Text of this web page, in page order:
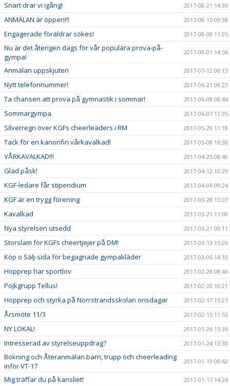
Snart drar vi igång! 2017-08-21 14:39
ANMÄLAN är öppen!!! 2017-08-15 09:38
Engagerade föräldrar sökes! 2017-08-09 11:05
Nu är det återigen dags för vår populära prova-på-
gympa!
2017-08-01 14:56
Anmälan uppskjuten 2017-07-12 08:13
Nytt telefonnummer! 2017-06-21 09:23
Ta chansen att prova på gymnastik i sommar! 2017-06-08 08:44
Sommargympa 2017-06-07 11:35
Silverregn över KGFs cheerleaders i RM 2017-05-29 11:18
Tack för en kanonfin vårkavalkad! 2017-05-08 16:38
VÅRKAVALKAD!!! 2017-04-25 08:40
Glad påsk! 2017-04-12 10:29
KGF-ledare får stipendium 2017-04-06 09:24
KGF är en trygg förening 2017-03-28 13:07
Kavalkad 2017-03-21 11:08
Nya styrelsen utsedd 2017-03-21 09:11
Storslam för KGFs cheertjejer på DM! 2017-03-13 15:20
Köp o Sälj-sida för begagnade gympakläder 2017-03-06 14:10
Hopprep har sportlov 2017-02-28 08:46
Pojkgrupp Tellus! 2017-02-20 10:21
Hopprep och styrka på Norrstrandsskolan onsdagar 2017-02-17 15:27
Årsmöte 11/3 2017-02-15 11:53
NY LOKAL! 2017-01-26 15:36
Intresserad av styrelseuppdrag? 2017-01-24 13:30
Bokning och Återanmälan barn, trupp och cheerleading
inför VT-17
2017-01-19 08:42
Mig träffar du på kansliet! 2017-01-17 14:24